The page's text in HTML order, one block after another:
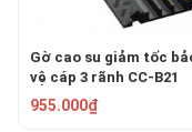
Gờ cao su giảm tốc
vệ cáp 3 rãnh CC-B21
955.000₫